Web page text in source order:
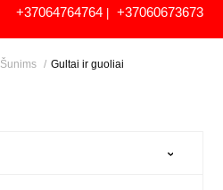
+37064764764| +37060673673
Šunims Gultai ir guoliai